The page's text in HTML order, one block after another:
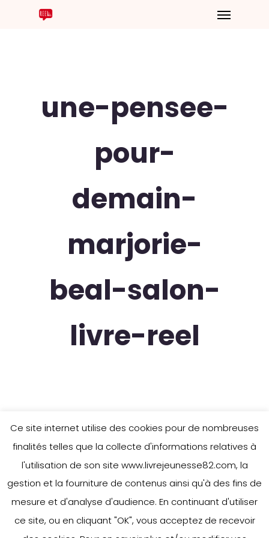
une-pensee-
pour-
demain-
marjorie-
beal-salon-
livre-reel
Ce site internet utilise des cookies pour de nombreuses
finalités telles que la collecte d'informations relatives à
l'utilisation de son site www.livrejeunesse82.com, la
gestion et la fourniture de contenus ainsi qu'à des fins de
mesure et d'analyse d'audience. En continuant d'utiliser
ce site, ou en cliquant "OK", vous acceptez de recevoir